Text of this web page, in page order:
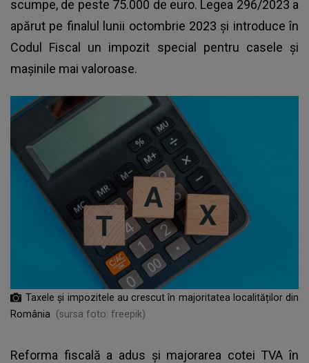
scumpe, de peste 75.000 de euro. Legea 296/2023 a
apărut pe finalul lunii octombrie 2023 și introduce în
Codul Fiscal un impozit special pentru casele și
mașinile mai valoroase.
Taxele și impozitele au crescut în majoritatea localităților din
România
(sursa foto: freepik)
Reforma fiscală a adus și majorarea cotei TVA în